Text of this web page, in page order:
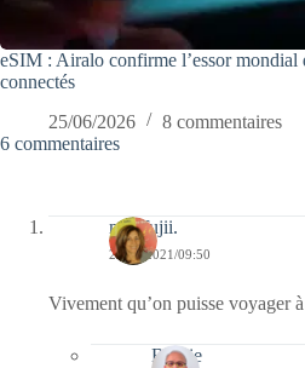
eSIM : Airalo confirme l’essor mondial
connectés
25/06/2026
8 commentaires
6 commentaires
missfujii.
24/01/2021/09:50
Vivement qu’on puisse voyager
Bernie